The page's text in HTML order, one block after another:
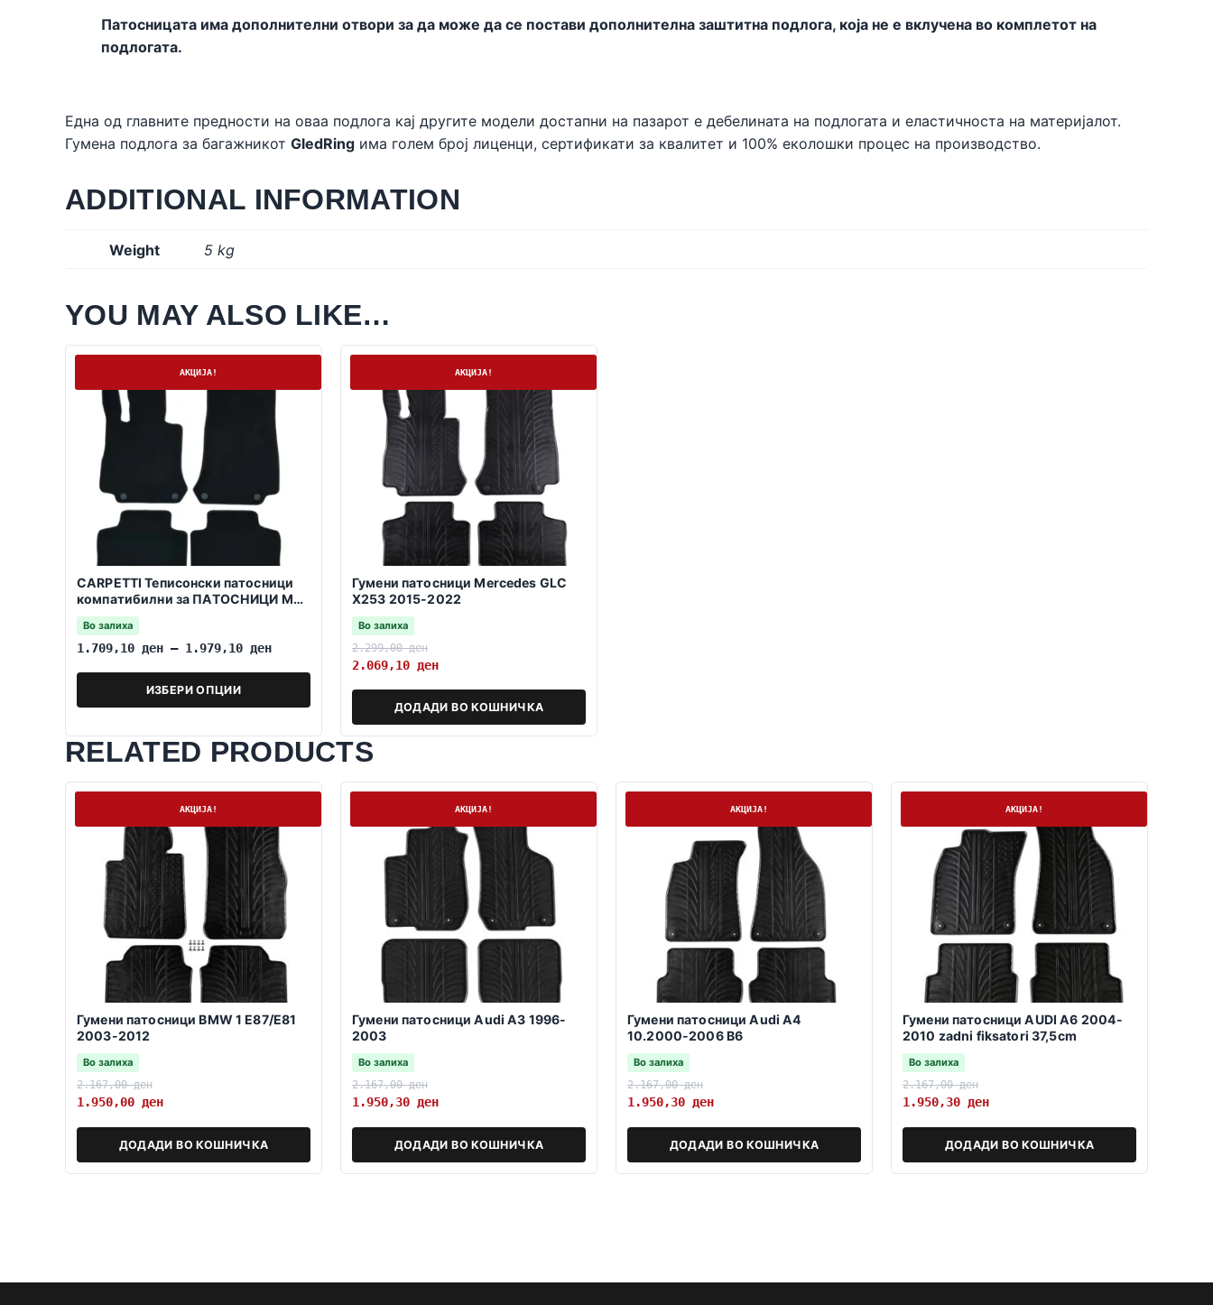
Патосницата има дополнителни отвори за да може да се постави дополнителна заштитна подлога, која не е вклучена во комплетот на
подлогата.
Една од главните предности на оваа подлога кај другите модели достапни на пазарот е дебелината на подлогата и еластичноста на материјалот.
Гумена подлога за багажникот GledRing има голем број лиценци, сертификати за квалитет и 100% еколошки процес на производство.
ADDITIONAL INFORMATION
Weight 5 kg
YOU MAY ALSO LIKE…
АКЦИЈА!
CARPETTI Теписонски патосници
компатибилни за ПАТОСНИЦИ МБ
ГЛЦ Купе C253 2015-2022
Во залиха
1.709,10 ден – 1.979,10 ден
ИЗБЕРИ ОПЦИИ
АКЦИЈА!
Гумени патосници Mercedes GLC
X253 2015-2022
Во залиха
2.299,00ден
2.069,10 ден
ДОДАДИ ВО КОШНИЧКА
RELATED PRODUCTS
АКЦИЈА!
Гумени патосници BMW 1 E87/E81
2003-2012
Во залиха
2.167,00ден
1.950,00 ден
ДОДАДИ ВО КОШНИЧКА
АКЦИЈА!
Гумени патосници Audi A3 1996-
2003
Во залиха
2.167,00ден
1.950,30 ден
ДОДАДИ ВО КОШНИЧКА
АКЦИЈА!
Гумени патосници Audi A4
10.2000-2006 B6
Во залиха
2.167,00ден
1.950,30 ден
ДОДАДИ ВО КОШНИЧКА
АКЦИЈА!
Гумени патосници AUDI A6 2004-
2010 zadni fiksatori 37,5cm
Во залиха
2.167,00ден
1.950,30 ден
ДОДАДИ ВО КОШНИЧКА